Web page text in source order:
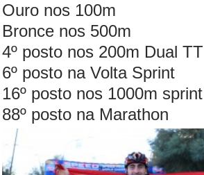
Ouro nos 100m
Bronce nos 500m
4º posto nos 200m Dual TT
6º posto na Volta Sprint
16º posto nos 1000m sprint
88º posto na Marathon